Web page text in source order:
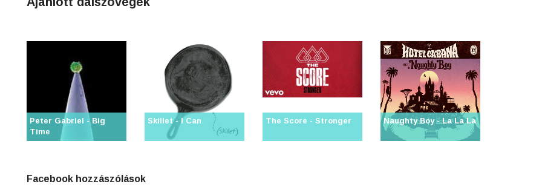
Peter Gabriel - Big
Time
Skillet - I Can The Score - Stronger Naughty Boy - La La La
Facebook hozzászólások